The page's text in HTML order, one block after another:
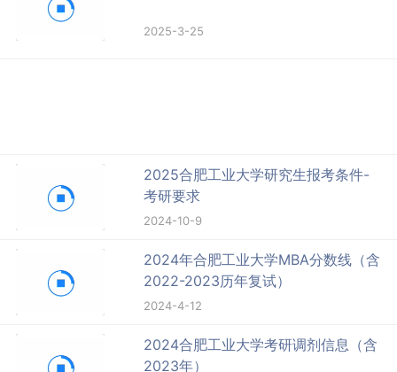
2025-3-25
2025合肥工业大学研究生报考条件-
考研要求
2024-10-9
2024年合肥工业大学MBA分数线（含
2022-2023历年复试）
2024-4-12
2024合肥工业大学考研调剂信息（含
2023年）